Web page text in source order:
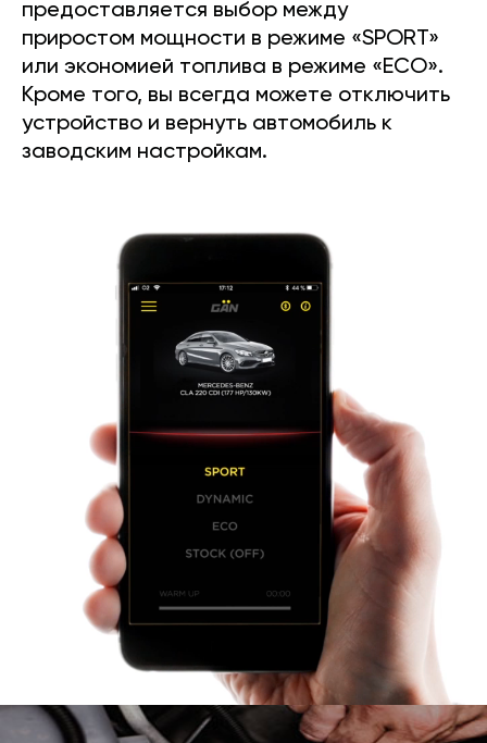
предоставляется выбор между
приростом мощности в режиме «SPORT»
или экономией топлива в режиме «ECO».
Кроме того, вы всегда можете отключить
устройство и вернуть автомобиль к
заводским настройкам.